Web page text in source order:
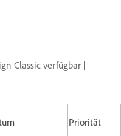
Classic verfügbar |
Priorität